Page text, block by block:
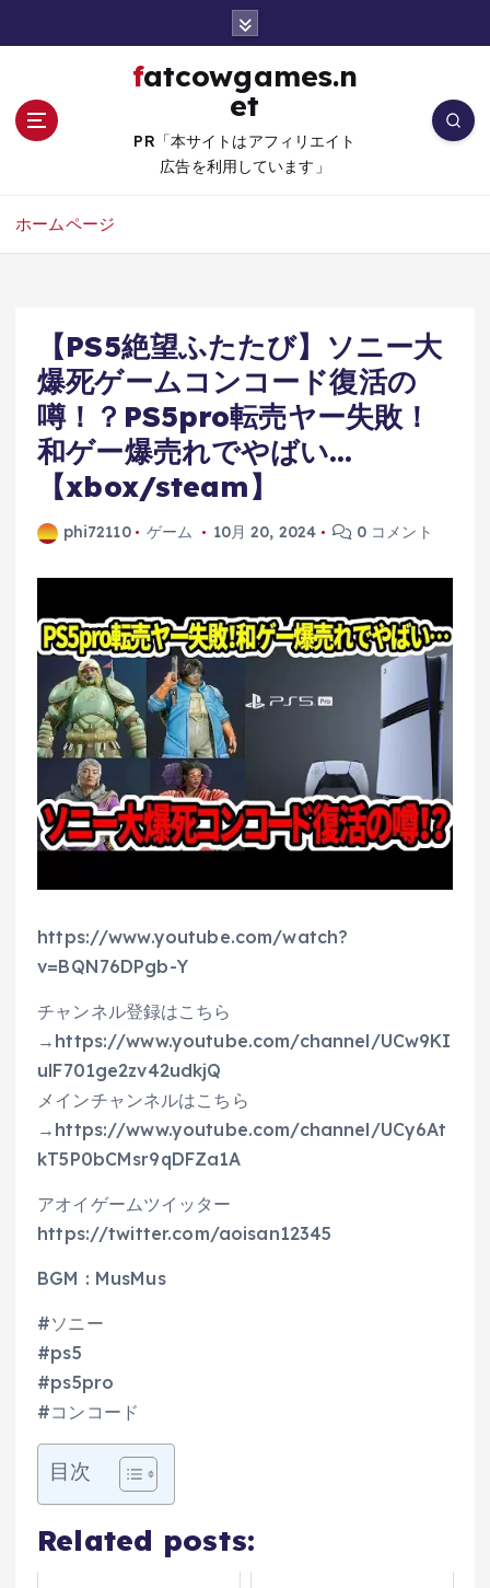
fatcowgames.n
et
PR「本サイトはアフィリエイト
広告を利用しています」
ホームページ
【PS5絶望ふたたび】ソニー大
爆死ゲームコンコード復活の
噂！？PS5pro転売ヤー失敗！
和ゲー爆売れでやばい…
【xbox/steam】
phi72110 ゲーム 10月 20, 2024 0 コメント
https://www.youtube.com/watch?
v=BQN76DPgb-Y
チャンネル登録はこちら
→https://www.youtube.com/channel/UCw9KI
ulF701ge2zv42udkjQ
メインチャンネルはこちら
→https://www.youtube.com/channel/UCy6At
kT5P0bCMsr9qDFZa1A
アオイゲームツイッター
https://twitter.com/aoisan12345
BGM : MusMus
#ソニー
#ps5
#ps5pro
#コンコード
目次
Related posts: